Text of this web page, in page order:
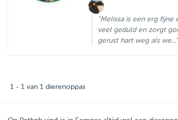
"Melissa is een erg fijne
veel geduld en zorgt
gerust hart weg als we..."
1 - 1 van 1 dierenoppas